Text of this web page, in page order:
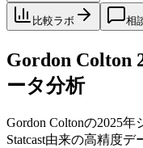
比較ラボ 相
Gordon Colton
ータ分析
Gordon Coltonの2025年
Statcast由来の高精度